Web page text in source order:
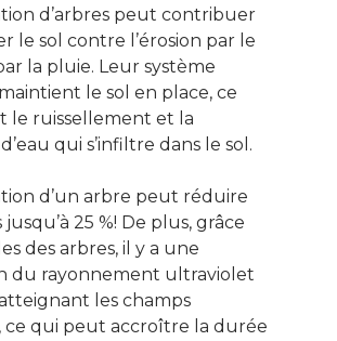
d’arbres peut contribuer
le sol contre l’érosion par le
la pluie. Leur système
le sol en place, ce
le ruissellement et la
qui s’infiltre dans le sol.
d’un arbre peut réduire
jusqu’à 25 %! De plus, grâce
des arbres, il y a une
du rayonnement ultraviolet
les champs
ce qui peut accroître la durée